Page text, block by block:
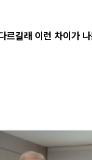
르길래 이런 차이가